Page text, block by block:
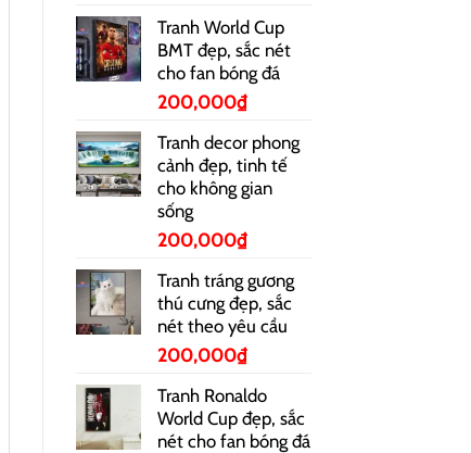
Tranh World Cup
BMT đẹp, sắc nét
cho fan bóng đá
200,000₫
Tranh decor phong
cảnh đẹp, tinh tế
cho không gian
sống
200,000₫
Tranh tráng gương
thú cưng đẹp, sắc
nét theo yêu cầu
200,000₫
Tranh Ronaldo
World Cup đẹp, sắc
nét cho fan bóng đá